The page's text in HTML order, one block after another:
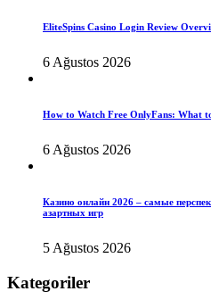
EliteSpins Casino Login Review
6 Ağustos 2026
How to Watch Free OnlyFans: What
6 Ağustos 2026
Казино онлайн 2026 – самые
азартных игр
5 Ağustos 2026
Kategoriler